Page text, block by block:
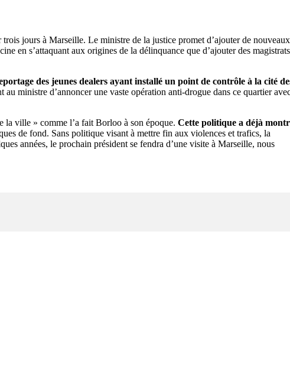
jours à Marseille. Le ministre de la justice promet d’ajouter de nouveaux
en s’attaquant aux origines de la délinquance que d’ajouter des magistrats
des jeunes dealers ayant installé un point de contrôle à la cité
ministre d’annoncer une vaste opération anti-drogue dans ce quartier
la ville » comme l’a fait Borloo à son époque.Cette politique a déjà
de fond. Sans politique visant à mettre fin aux violences et trafics, la
années, le prochain président se fendra d’une visite à Marseille, nous